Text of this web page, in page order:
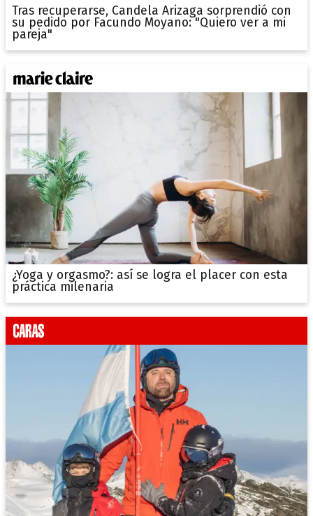
Tras recuperarse, Candela Arizaga sorprendió con
su pedido por Facundo Moyano: "Quiero ver a mi
pareja"
¿Yoga y orgasmo?: así se logra el placer con esta
práctica milenaria